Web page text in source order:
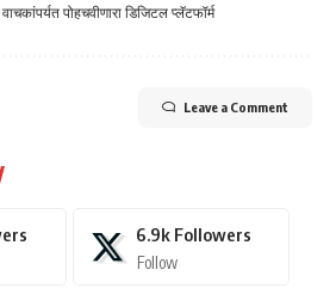
वाचकांपर्यत पोहचवीणारा डिजिटल प्लॅटफॉर्म
Leave a Comment
6.9k Followers
Follow